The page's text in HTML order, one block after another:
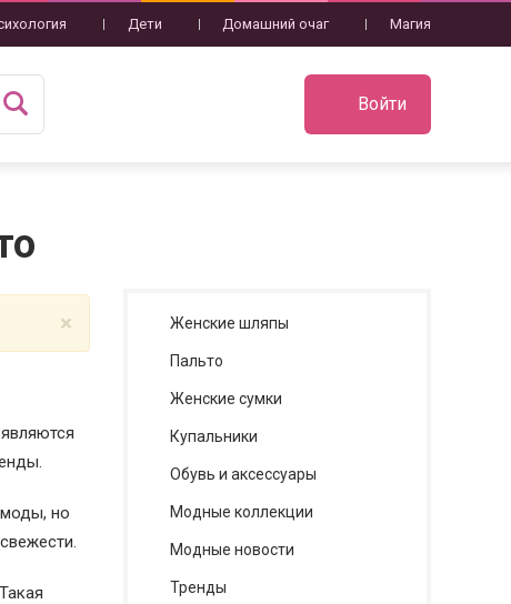
Дети Домашний очаг Магия
Войти
×
моды, но
Женские шляпы
Пальто
Женские сумки
Купальники
Обувь и аксессуары
Модные коллекции
Модные новости
Тренды